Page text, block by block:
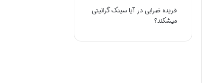
فریده ضرابیدر آیا سینک گرانیتی
میشکند؟